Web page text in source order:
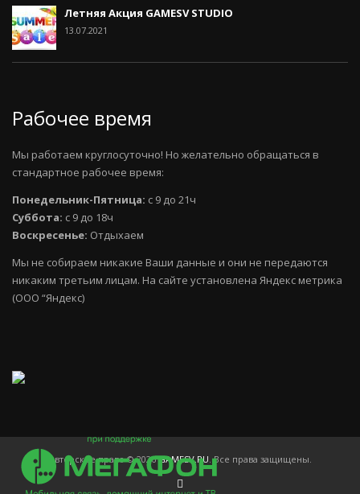
Летняя Акция GAMESV STUDIO
13.07.2021
Рабочее время
Мы работаем круглосуточно! Но желательно обращаться в
стандартное рабочее время:
Понедельник-Пятница: с 9 до 21ч
Суббота: с 9 до 18ч
Воскресенье: Отдыхаем
Мы не собираем никакие Ваши данные и они не передаются
никаким третьим лицам. На сайте установлена Яндекс метрика
(ООО “Яндекс)
Авторское право © 2026GAMESV.RU. Все права защищены.